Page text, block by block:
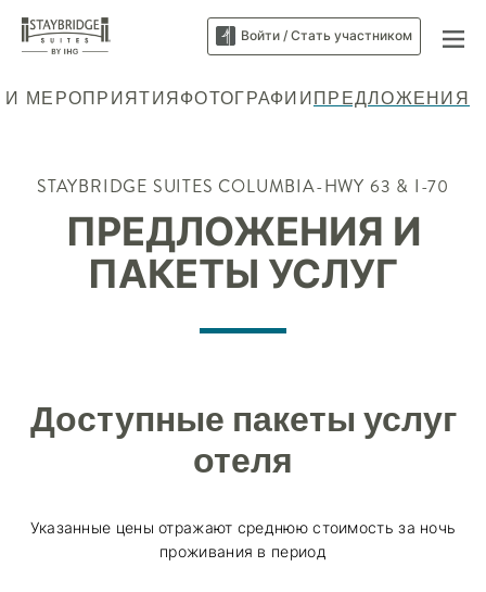
Войти / Стать участником
И МЕРОПРИЯТИЯФОТОГРАФИИПРЕДЛОЖЕНИЯ
STAYBRIDGE SUITES COLUMBIA-HWY 63 & I-70
ПРЕДЛОЖЕНИЯ И
ПАКЕТЫ УСЛУГ
Доступные пакеты услуг
отеля
Указанные цены отражают среднюю стоимость за ночь
проживания в период